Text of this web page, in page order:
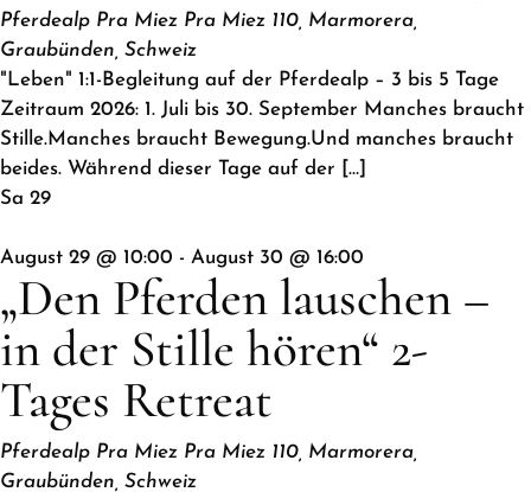
Pferdealp Pra Miez Pra Miez 110, Marmorera,
Graubünden, Schweiz
"Leben" 1:1-Begleitung auf der Pferdealp – 3 bis 5 Tage
Zeitraum 2026: 1. Juli bis 30. September Manches braucht
Stille.Manches braucht Bewegung.Und manches braucht
beides. Während dieser Tage auf der […]
Sa 29
August 29 @ 10:00 - August 30 @ 16:00
„Den Pferden lauschen –
in der Stille hören“ 2-
Tages Retreat
Pferdealp Pra Miez Pra Miez 110, Marmorera,
Graubünden, Schweiz